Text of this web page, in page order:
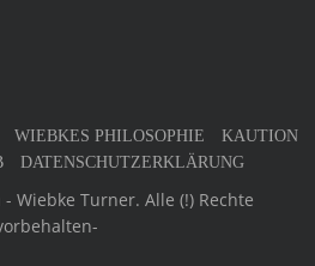
WIEBKES PHILOSOPHIE
KAUTION
DATENSCHUTZERKLÄRUNG
Wiebke Turner. Alle (!) Rechte